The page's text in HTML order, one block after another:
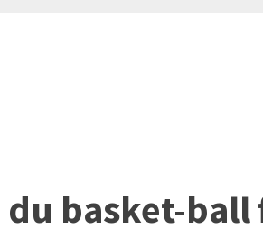
basket-ball